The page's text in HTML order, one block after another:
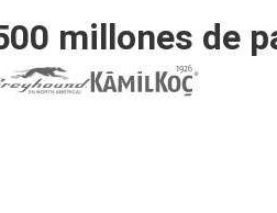
millones de